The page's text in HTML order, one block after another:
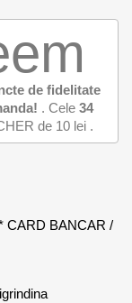
de fidelitate
. Cele 34
de 10 lei.
CARD BANCAR /